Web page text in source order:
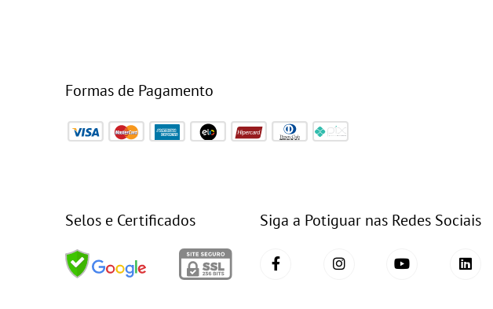
Formas de Pagamento
Selos e Certificados Siga a Potiguar nas Redes Sociais